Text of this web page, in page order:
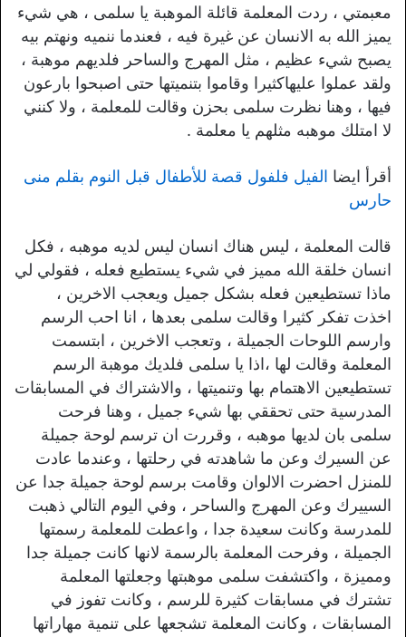
معبمتي ، ردت المعلمة قائلة الموهبة يا سلمى ، هي شيء
يميز الله به الانسان عن غيرة فيه ، فعندما ننميه ونهتم بيه
يصبح شيء عظيم ، مثل المهرج والساحر فلديهم موهبة ،
ولقد عملوا عليهاكثيرا وقاموا بتنميتها حتى اصبحوا بارعون
فيها ، وهنا نظرت سلمى بحزن وقالت للمعلمة ، ولا كنني
لا امتلك موهبه مثلهم يا معلمة .
أقرأ ايضا الفيل فلفول قصة للأطفال قبل النوم بقلم منى
حارس
قالت المعلمة ، ليس هناك انسان ليس لديه موهبه ، فكل
انسان خلقة الله مميز في شيء يستطيع فعله ، فقولي لي
ماذا تستطيعين فعله بشكل جميل ويعجب الاخرين ،
اخذت تفكر كثيرا وقالت سلمى بعدها ، انا احب الرسم
وارسم اللوحات الجميلة ، وتعجب الاخرين ، ابتسمت
المعلمة وقالت لها ،اذا يا سلمى فلديك موهبة الرسم
تستطيعين الاهتمام بها وتنميتها ، والاشتراك في المسابقات
المدرسية حتى تحققي بها شيء جميل ، وهنا فرحت
سلمى بان لديها موهبه ، وقررت ان ترسم لوحة جميلة
عن السيرك وعن ما شاهدته في رحلتها ، وعندما عادت
للمنزل احضرت الالوان وقامت برسم لوحة جميلة جدا عن
السييرك وعن المهرج والساحر ، وفي اليوم التالي ذهبت
للمدرسة وكانت سعيدة جدا ، واعطت للمعلمة رسمتها
الجميلة ، وفرحت المعلمة بالرسمة لانها كانت جميلة جدا
ومميزة ، واكتشفت سلمى موهبتها وجعلتها المعلمة
تشترك في مسابقات كثيرة للرسم ، وكانت تفوز في
المسابقات ، وكانت المعلمة تشجعها على تنمية مهاراتها